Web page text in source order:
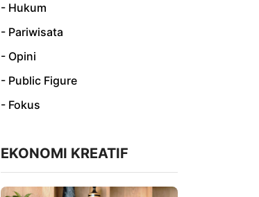
- Hukum
- Pariwisata
- Opini
- Public Figure
- Fokus
EKONOMI KREATIF